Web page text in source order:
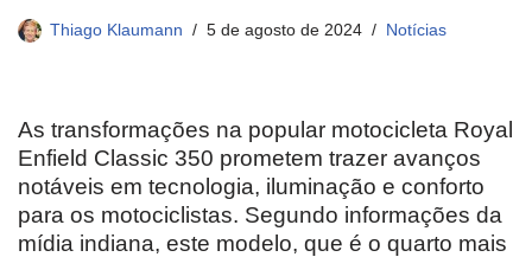
Thiago Klaumann 5 de agosto de 2024 Notícias
As transformações na popular motocicleta Royal
Enfield Classic 350 prometem trazer avanços
notáveis em tecnologia, iluminação e conforto
para os motociclistas. Segundo informações da
mídia indiana, este modelo, que é o quarto mais